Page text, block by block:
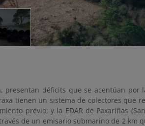
presentan déficits que se acentúan por
tienen un sistema de colectores que
previo; y la EDAR de Paxariñas
de un emisario submarino de 2 km